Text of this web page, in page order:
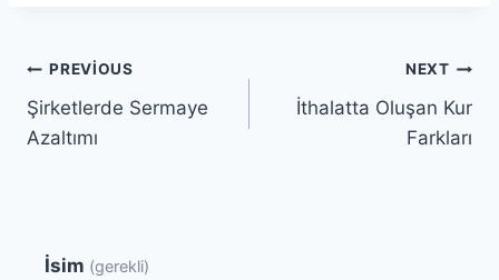
Yazı
gezinmesi
PREVIOUS
Şirketlerde Sermaye
Azaltımı
NEXT
İthalatta Oluşan Kur
Farkları
İsim (gerekli)